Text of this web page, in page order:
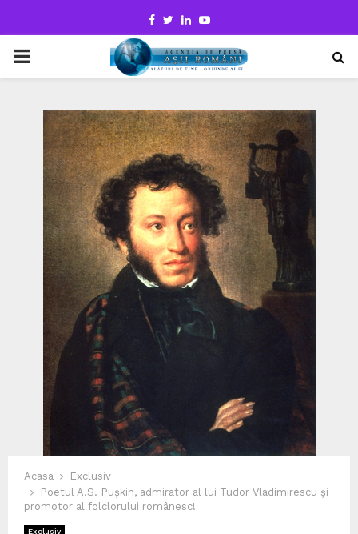
Facebook
TwitterLinkedinYoutube
PRIMARY
Acasa
Exclusiv
Poetul A.S. Pușkin, admirator al lui Tudor Vladimirescu și
promotor al folclorului românesc!
Exclusiv